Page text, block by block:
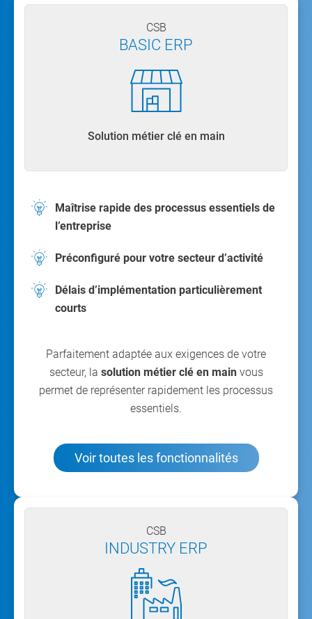
CSB
BASIC ERP
Solution métier clé en main
Maîtrise rapide des processus essentiels de
l’entreprise
Préconfiguré pour votre secteur d’activité
Délais d’implémentation particulièrement
courts
Parfaitement adaptée aux exigences de votre
secteur, la solution métier clé en main vous
permet de représenter rapidement les processus
essentiels.
Voir toutes les fonctionnalités
CSB
INDUSTRY ERP